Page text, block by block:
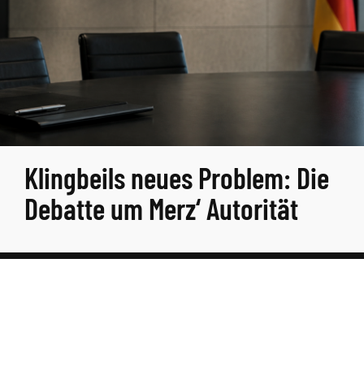
Klingbeils neues Problem: Die
Debatte um Merz‘ Autorität